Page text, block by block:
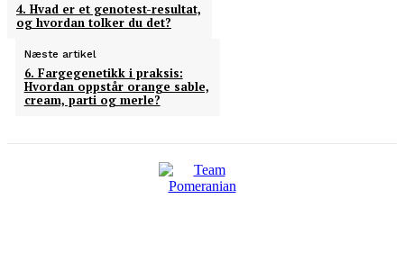
4. Hvad er et genotest-resultat,
og hvordan tolker du det?
Næste artikel
6. Fargegenetikk i praksis:
Hvordan oppstår orange sable,
cream, parti og merle?